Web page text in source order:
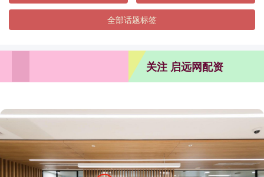
全部话题标签
关注 启远网配资